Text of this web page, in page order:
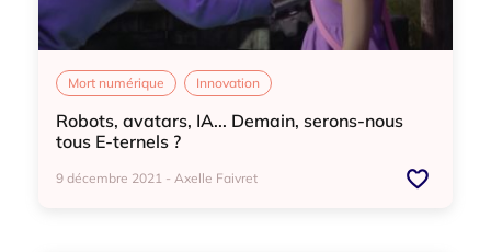
Mort numérique Innovation
Robots, avatars, IA... Demain, serons-nous
tous E-ternels ?
9 décembre 2021 - Axelle Faivret